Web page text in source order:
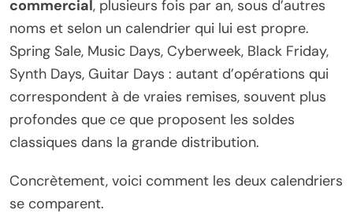
commercial, plusieurs fois par an, sous d’autres
noms et selon un calendrier qui lui est propre.
Spring Sale, Music Days, Cyberweek, Black Friday,
Synth Days, Guitar Days : autant d’opérations qui
correspondent à de vraies remises, souvent plus
profondes que ce que proposent les soldes
classiques dans la grande distribution.
Concrètement, voici comment les deux calendriers
se comparent.